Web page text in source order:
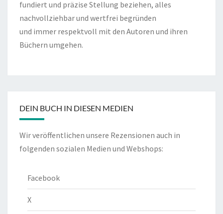
fundiert und präzise Stellung beziehen, alles
nachvollziehbar und wertfrei begründen
und immer respektvoll mit den Autoren und ihren
Büchern umgehen.
DEIN BUCH IN DIESEN MEDIEN
Wir veröffentlichen unsere Rezensionen auch in
folgenden sozialen Medien und Webshops:
Facebook
X